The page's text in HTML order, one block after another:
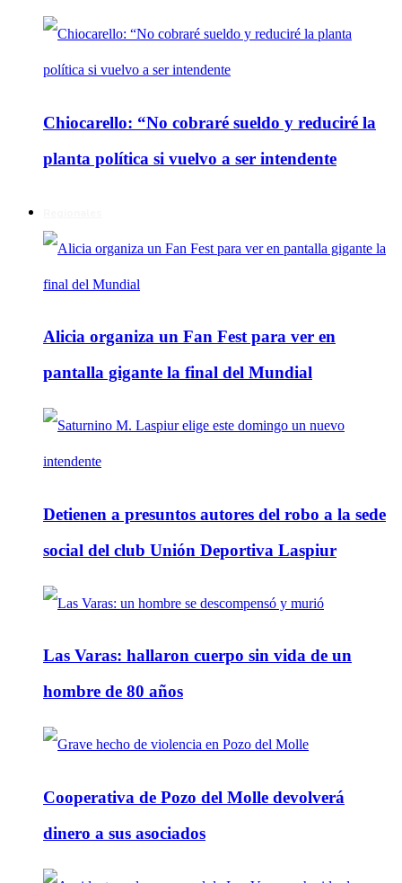
Chiocarello: “No cobraré sueldo y reduciré la
planta política si vuelvo a ser intendente
Alicia organiza un Fan Fest para ver en
pantalla gigante la final del Mundial
Detienen a presuntos autores del robo a la sede
social del club Unión Deportiva Laspiur
Las Varas: hallaron cuerpo sin vida de un
hombre de 80 años
Cooperativa de Pozo del Molle devolverá
dinero a sus asociados